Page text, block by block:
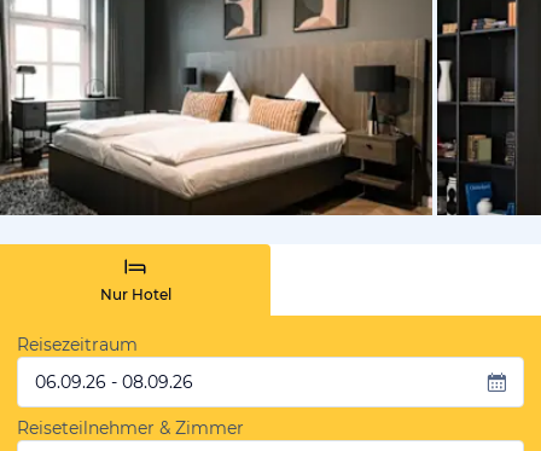
von
Nur Hotel
Reisezeitraum
06.09.26 - 08.09.26
Reiseteilnehmer & Zimmer